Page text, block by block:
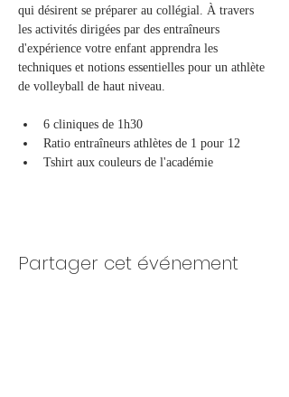
qui désirent se préparer au collégial. À travers
les activités dirigées par des entraîneurs
d'expérience votre enfant apprendra les
techniques et notions essentielles pour un athlète
de volleyball de haut niveau.
6 cliniques de 1h30
Ratio entraîneurs athlètes de 1 pour 12
Tshirt aux couleurs de l'académie
Partager cet événement